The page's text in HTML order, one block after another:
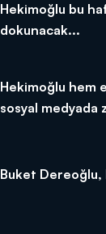
Hekimoğlu bu
dokunacak...
Hekimoğlu hem
sosyal medyada
Buket Dereoğlu,